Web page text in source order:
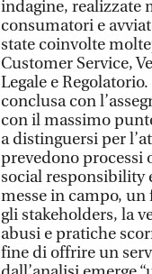
indagine, realizzate
consumatori e
state coinvolte
Customer Service,
Legale e
conclusa con
con il massimo
a distinguersi per
prevedono processi
social responsibility
messe in campo,
gli stakeholders, la
abusi e pratiche
fine di offrire un